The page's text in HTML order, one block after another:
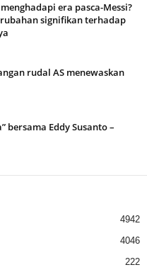
era pasca-Messi?
signifikan terhadap
rudal AS menewaskan
bersama Eddy Susanto –
4942
4046
222